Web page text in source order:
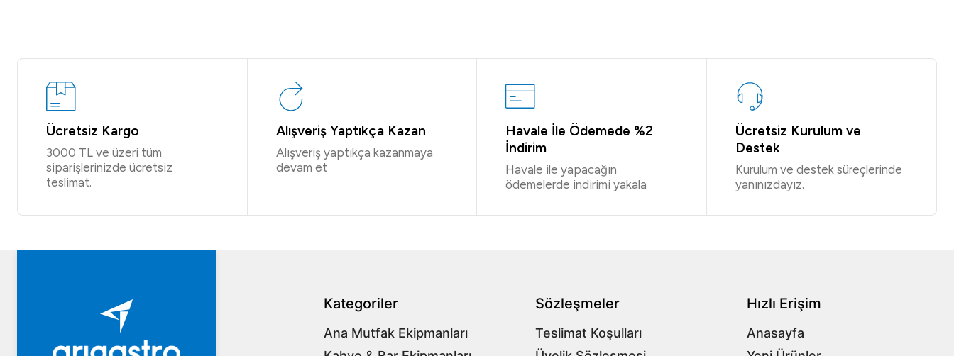
Ücretsiz Kargo
3000 TL ve üzeri tüm
siparişlerinizde ücretsiz
teslimat.
Alışveriş Yaptıkça Kazan
Alışveriş yaptıkça kazanmaya
devam et
Havale İle Ödemede %2
İndirim
Havale ile yapacağın
ödemelerde indirimi yakala
Ücretsiz Kurulum ve
Destek
Kurulum ve destek süreçlerinde
yanınızdayız.
Kategoriler
Ana Mutfak Ekipmanları
Sözleşmeler
Teslimat Koşulları
Hızlı Erişim
Anasayfa